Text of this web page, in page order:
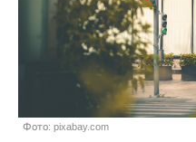
Фото: pixabay.com